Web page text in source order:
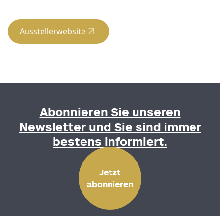
Ausstellerwebsite
Abonnieren Sie unseren
Newsletter und Sie sind immer
bestens informiert.
Jetzt
abonnieren